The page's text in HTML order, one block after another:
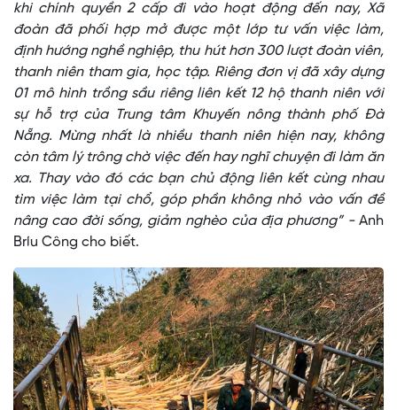
khi chính quyền 2 cấp đi vào hoạt động đến nay, Xã
đoàn đã phối hợp mở được một lớp tư vấn việc làm,
định hướng nghề nghiệp, thu hút hơn 300 lượt đoàn viên,
thanh niên tham gia, học tập. Riêng đơn vị đã xây dựng
01 mô hình trồng sầu riêng liên kết 12 hộ thanh niên với
sự hỗ trợ của Trung tâm Khuyến nông thành phố Đà
Nẵng. Mừng nhất là nhiều thanh niên hiện nay, không
còn tâm lý trông chờ việc đến hay nghĩ chuyện đi làm ăn
xa. Thay vào đó các bạn chủ động liên kết cùng nhau
tìm việc làm tại chổ, góp phần không nhỏ vào vấn đề
nâng cao đời sống, giảm nghèo của địa phương” -Anh
Bríu Công cho biết.